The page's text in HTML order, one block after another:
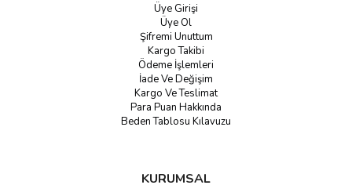
Üye Girişi
Üye Ol
Şifremi Unuttum
Kargo Takibi
Ödeme İşlemleri
İade Ve Değişim
Kargo Ve Teslimat
Para Puan Hakkında
Beden Tablosu Kılavuzu
KURUMSAL